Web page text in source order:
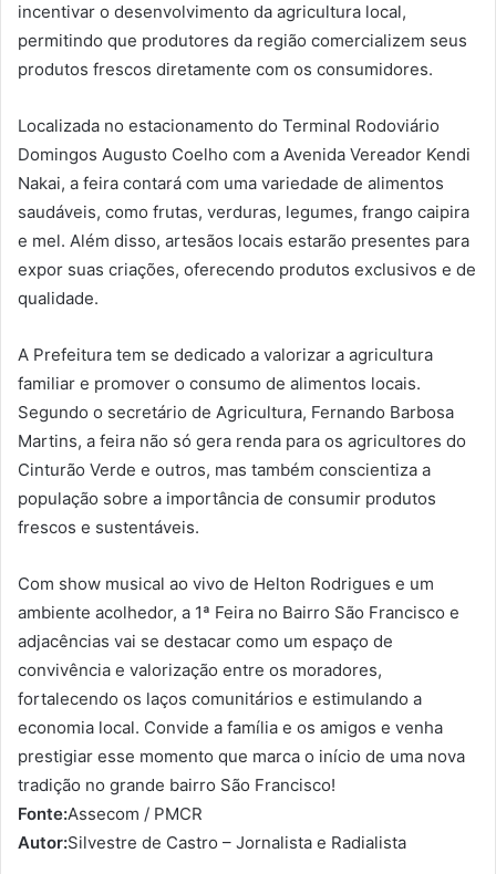
incentivar o desenvolvimento da agricultura local,
permitindo que produtores da região comercializem seus
produtos frescos diretamente com os consumidores.
Localizada no estacionamento do Terminal Rodoviário
Domingos Augusto Coelho com a Avenida Vereador Kendi
Nakai, a feira contará com uma variedade de alimentos
saudáveis, como frutas, verduras, legumes, frango caipira
e mel. Além disso, artesãos locais estarão presentes para
expor suas criações, oferecendo produtos exclusivos e de
qualidade.
A Prefeitura tem se dedicado a valorizar a agricultura
familiar e promover o consumo de alimentos locais.
Segundo o secretário de Agricultura, Fernando Barbosa
Martins, a feira não só gera renda para os agricultores do
Cinturão Verde e outros, mas também conscientiza a
população sobre a importância de consumir produtos
frescos e sustentáveis.
Com show musical ao vivo de Helton Rodrigues e um
ambiente acolhedor, a 1ª Feira no Bairro São Francisco e
adjacências vai se destacar como um espaço de
convivência e valorização entre os moradores,
fortalecendo os laços comunitários e estimulando a
economia local. Convide a família e os amigos e venha
prestigiar esse momento que marca o início de uma nova
tradição no grande bairro São Francisco!
Fonte:Assecom / PMCR
Autor:Silvestre de Castro – Jornalista e Radialista